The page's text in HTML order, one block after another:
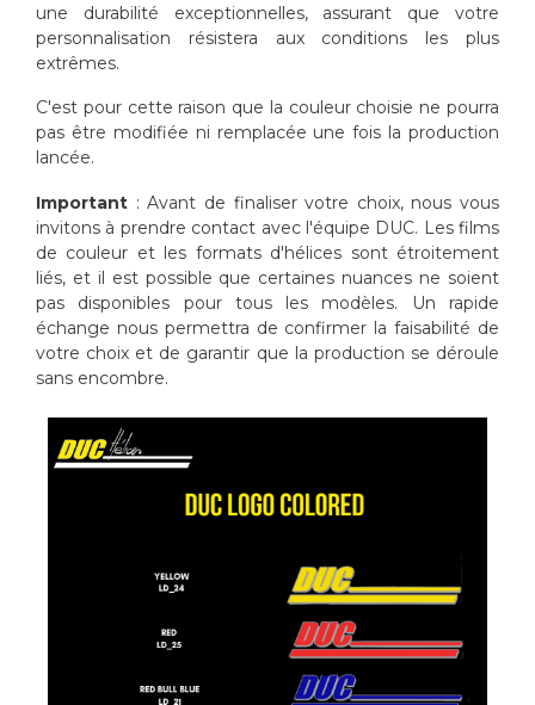
une durabilité exceptionnelles, assurant que votre
personnalisation résistera aux conditions les plus
extrêmes.
C'est pour cette raison que la couleur choisie ne pourra
pas être modifiée ni remplacée une fois la production
lancée.
Important : Avant de finaliser votre choix, nous vous
invitons à prendre contact avec l'équipe DUC. Les films
de couleur et les formats d'hélices sont étroitement
liés, et il est possible que certaines nuances ne soient
pas disponibles pour tous les modèles. Un rapide
échange nous permettra de confirmer la faisabilité de
votre choix et de garantir que la production se déroule
sans encombre.